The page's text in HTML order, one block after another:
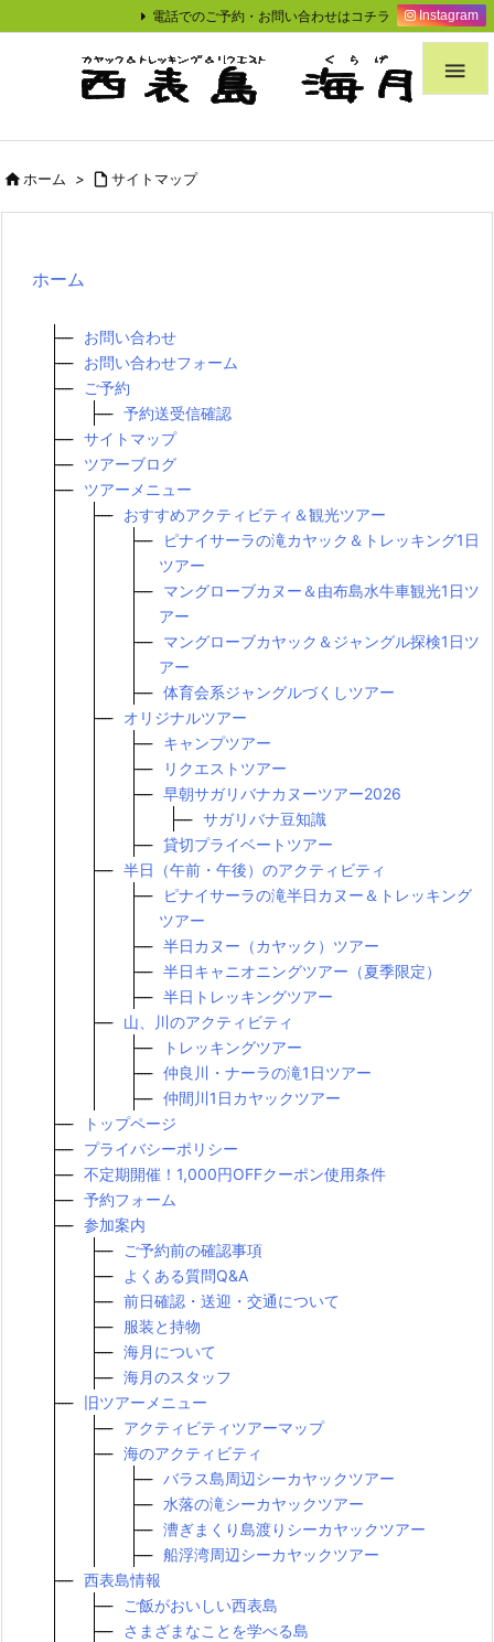

電話でのご予約・お問い合わせはコチラ Instagram
ホーム >  サイトマップ
ホーム
お問い合わせ
お問い合わせフォーム
ご予約
予約送受信確認
サイトマップ
ツアーブログ
ツアーメニュー
おすすめアクティビティ＆観光ツアー
ピナイサーラの滝カヤック＆トレッキング1日
ツアー
マングローブカヌー＆由布島水牛車観光1日ツ
アー
マングローブカヤック＆ジャングル探検1日ツ
アー
体育会系ジャングルづくしツアー
オリジナルツアー
キャンプツアー
リクエストツアー
早朝サガリバナカヌーツアー2026
サガリバナ豆知識
貸切プライベートツアー
半日（午前・午後）のアクティビティ
ピナイサーラの滝半日カヌー＆トレッキング
ツアー
半日カヌー（カヤック）ツアー
半日キャニオニングツアー（夏季限定）
半日トレッキングツアー
山、川のアクティビティ
トレッキングツアー
仲良川・ナーラの滝1日ツアー
仲間川1日カヤックツアー
トップページ
プライバシーポリシー
不定期開催！1,000円OFFクーポン使用条件
予約フォーム
参加案内
ご予約前の確認事項
よくある質問Q&A
前日確認・送迎・交通について
服装と持物
海月について
海月のスタッフ
旧ツアーメニュー
アクティビティツアーマップ
海のアクティビティ
バラス島周辺シーカヤックツアー
水落の滝シーカヤックツアー
漕ぎまくり島渡りシーカヤックツアー
船浮湾周辺シーカヤックツアー
西表島情報
ご飯がおいしい西表島
さまざまなことを学べる島